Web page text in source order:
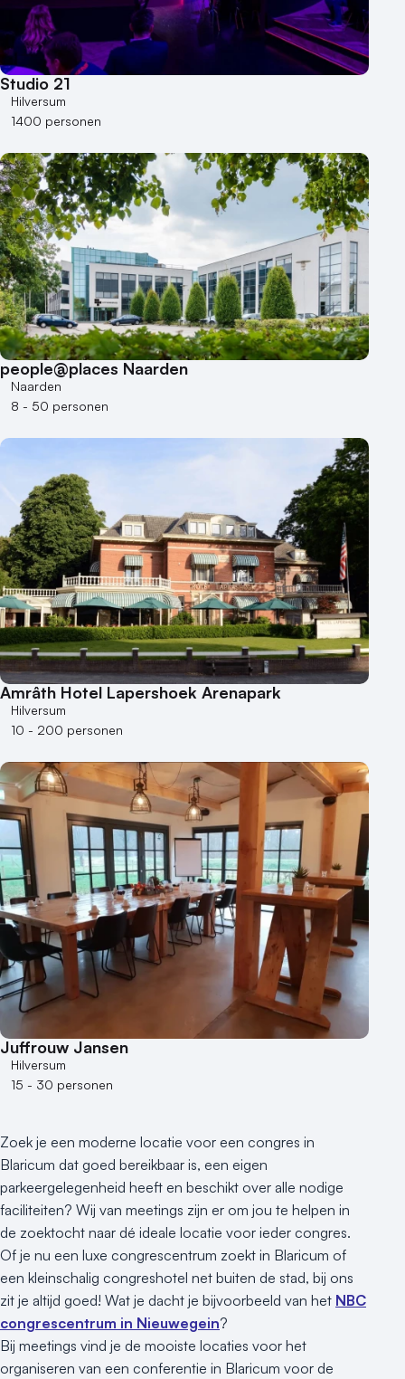
Studio 21
Hilversum
1400 personen
people@places Naarden
Naarden
8 - 50 personen
Amrâth Hotel Lapershoek Arenapark
Hilversum
10 - 200 personen
Juffrouw Jansen
Hilversum
15 - 30 personen
Zoek je een moderne locatie voor een congres in
Blaricum dat goed bereikbaar is, een eigen
parkeergelegenheid heeft en beschikt over alle nodige
faciliteiten? Wij van meetings zijn er om jou te helpen in
de zoektocht naar dé ideale locatie voor ieder congres.
Of je nu een luxe congrescentrum zoekt in Blaricum of
een kleinschalig congreshotel net buiten de stad, bij ons
zit je altijd goed! Wat je dacht je bijvoorbeeld van het NBC
congrescentrum in Nieuwegein?
Bij meetings vind je de mooiste locaties voor het
organiseren van een conferentie in Blaricum voor de